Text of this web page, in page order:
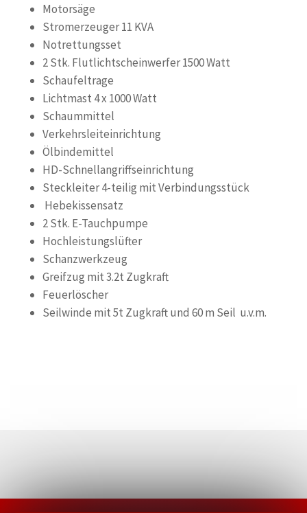
Motorsäge
Stromerzeuger 11 KVA
Notrettungsset
2 Stk. Flutlichtscheinwerfer 1500 Watt
Schaufeltrage
Lichtmast 4 x 1000 Watt
Schaummittel
Verkehrsleiteinrichtung
Ölbindemittel
HD-Schnellangriffseinrichtung
Steckleiter 4-teilig mit Verbindungsstück
Hebekissensatz
2 Stk. E-Tauchpumpe
Hochleistungslüfter
Schanzwerkzeug
Greifzug mit 3.2t Zugkraft
Feuerlöscher
Seilwinde mit 5t Zugkraft und 60 m Seil u.v.m.